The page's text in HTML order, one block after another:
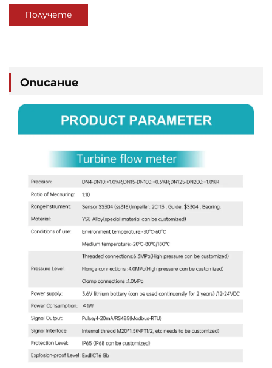
Получете
Описание